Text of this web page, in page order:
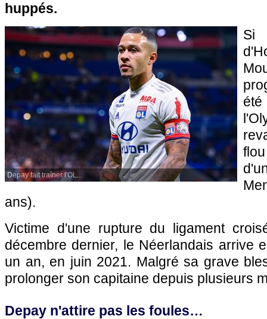
huppés.
Depay fait traîner l'OL...
ans).
Victime d'une rupture du ligament
décembre dernier, le Néerlandais arrive
un an, en juin 2021. Malgré sa grave
prolonger son capitaine depuis plusieurs
Depay n'attire pas les foules…